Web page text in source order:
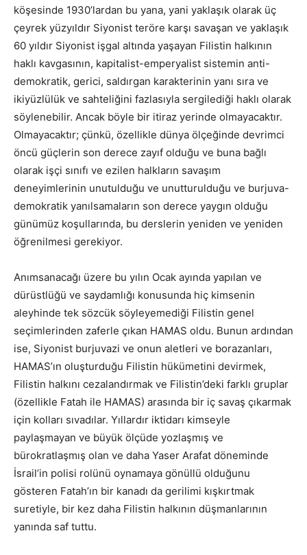
köşesinde 1930’lardan bu yana, yani yaklaşık olarak üç
çeyrek yüzyıldır Siyonist teröre karşı savaşan ve yaklaşık
60 yıldır Siyonist işgal altında yaşayan Filistin halkının
haklı kavgasının, kapitalist-emperyalist sistemin anti-
demokratik, gerici, saldırgan karakterinin yanı sıra ve
ikiyüzlülük ve sahteliğini fazlasıyla sergilediği haklı olarak
söylenebilir. Ancak böyle bir itiraz yerinde olmayacaktır.
Olmayacaktır; çünkü, özellikle dünya ölçeğinde devrimci
öncü güçlerin son derece zayıf olduğu ve buna bağlı
olarak işçi sınıfı ve ezilen halkların savaşım
deneyimlerinin unutulduğu ve unutturulduğu ve burjuva-
demokratik yanılsamaların son derece yaygın olduğu
günümüz koşullarında, bu derslerin yeniden ve yeniden
öğrenilmesi gerekiyor.
Anımsanacağı üzere bu yılın Ocak ayında yapılan ve
dürüstlüğü ve saydamlığı konusunda hiç kimsenin
aleyhinde tek sözcük söyleyemediği Filistin genel
seçimlerinden zaferle çıkan HAMAS oldu. Bunun ardından
ise, Siyonist burjuvazi ve onun aletleri ve borazanları,
HAMAS’ın oluşturduğu Filistin hükümetini devirmek,
Filistin halkını cezalandırmak ve Filistin’deki farklı gruplar
(özellikle Fatah ile HAMAS) arasında bir iç savaş çıkarmak
için kolları sıvadılar. Yıllardır iktidarı kimseyle
paylaşmayan ve büyük ölçüde yozlaşmış ve
bürokratlaşmış olan ve daha Yaser Arafat döneminde
İsrail’in polisi rolünü oynamaya gönüllü olduğunu
gösteren Fatah’ın bir kanadı da gerilimi kışkırtmak
suretiyle, bir kez daha Filistin halkının düşmanlarının
yanında saf tuttu.